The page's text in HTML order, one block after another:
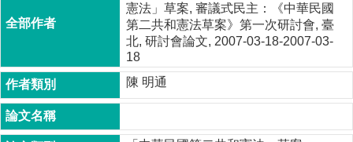
介
所
成
員
博
憲法」草案, 審議式民主：《中華民國
第二共和憲法草案》第一次研討會, 臺
北, 研討會論文, 2007-03-18-2007-03-
18
陳 明通